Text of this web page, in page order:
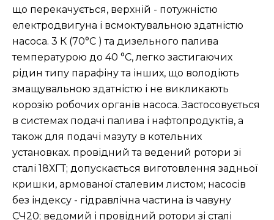
що перекачується, верхній - потужністю
електродвигуна і всмоктувальною здатністю
насоса. 3 К (70°C ) та дизельного палива
температурою до 40 °C, легко застигаючих
рідин типу парафіну та інших, що володіють
змащувальною здатністю і не викликають
корозію робочих органів насоса. Застосовується
в системах подачі палива і нафтопродуктів, а
також для подачі мазуту в котельних
установках. провідний та ведений ротори зі
сталі 18ХГТ; допускається виготовлення задньої
кришки, армованої сталевим листом; насосів
без індексу - гідравлічна частина із чавуну
СЧ20; ведомий і провідний ротори зі сталі